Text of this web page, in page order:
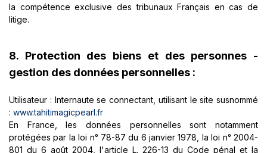
la compétence exclusive des tribunaux Français en cas de
litige.
8. Protection des biens et des personnes -
gestion des données personnelles :
Utilisateur : Internaute se connectant, utilisant le site susnommé
: www.tahitimagicpearl.fr
En France, les données personnelles sont notamment
protégées par la loi n° 78-87 du 6 janvier 1978, la loi n° 2004-
801 du 6 août 2004, l'article L. 226-13 du Code pénal et la